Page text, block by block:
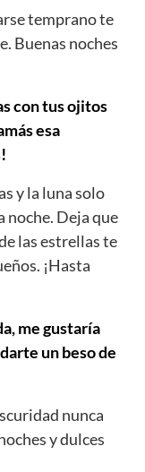
temprano te
Buenas noches
con tus ojitos
esa
y la luna solo
noche. Deja que
las estrellas te
¡Hasta
me gustaría
un beso de
nunca
y dulces